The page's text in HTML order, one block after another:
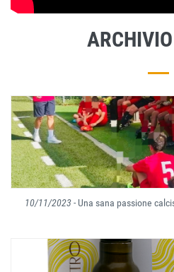
10/11/2023- Una sana passione